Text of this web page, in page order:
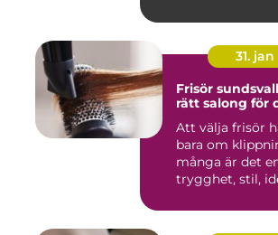
31. jan
Frisör sundsvall så hittar du
rätt salong för
Att välja frisör
bara om
många är det
trygghet, stil,